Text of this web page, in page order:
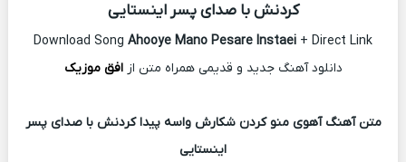
کردنش با صدای پسر اینستایی
Download Song Ahooye Mano Pesare Instaei + Direct Link
دانلود آهنگ جدید و قدیمی همراه متن ازافق موزیک
متن آهنگ آهوی منو کردن شکارش واسه پیدا کردنش با صدای پسر
اینستایی